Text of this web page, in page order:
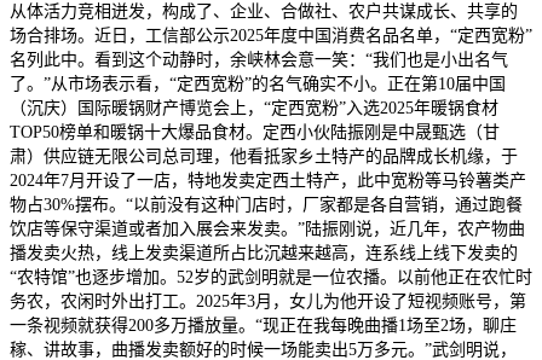
从体活力竞相迸发，构成了、企业、合做社、农户共谋成长、共享的
场合排场。近日，工信部公示2025年度中国消费名品名单，“定西宽粉”
名列此中。看到这个动静时，余峡林会意一笑：“我们也是小出名气
了。”从市场表示看，“定西宽粉”的名气确实不小。正在第10届中国
（沉庆）国际暖锅财产博览会上，“定西宽粉”入选2025年暖锅食材
TOP50榜单和暖锅十大爆品食材。定西小伙陆振刚是中晟甄选（甘
肃）供应链无限公司总司理，他看抵家乡土特产的品牌成长机缘，于
2024年7月开设了一店，特地发卖定西土特产，此中宽粉等马铃薯类产
物占30%摆布。“以前没有这种门店时，厂家都是各自营销，通过跑餐
饮店等保守渠道或者加入展会来发卖。”陆振刚说，近几年，农产物曲
播发卖火热，线上发卖渠道所占比沉越来越高，连系线上线下发卖的
“农特馆”也逐步增加。52岁的武剑明就是一位农播。以前他正在农忙时
务农，农闲时外出打工。2025年3月，女儿为他开设了短视频账号，第
一条视频就获得200多万播放量。“现正在我每晚曲播1场至2场，聊庄
稼、讲故事，曲播发卖额好的时候一场能卖出5万多元。”武剑明说，